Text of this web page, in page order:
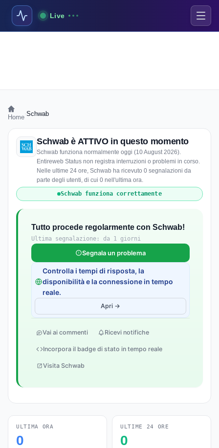
Live
Home Schwab
Schwab è ATTIVO in questo momento
Schwab funziona normalmente oggi (10 August 2026).
Entireweb Status non registra interruzioni o problemi in corso.
Nelle ultime 24 ore, Schwab ha ricevuto 0 segnalazioni da
parte degli utenti, di cui 0 nell'ultima ora.
Schwab funziona correttamente
Tutto procede regolarmente con Schwab!
Ultima segnalazione: da 1 giorni
Segnala un problema
Controlla i tempi di risposta, la
disponibilità e la connessione in tempo
reale.
Apri →
Vai ai commenti Ricevi notifiche
Incorpora il badge di stato in tempo reale
Visita Schwab
ULTIMA ORA
0
ULTIME 24 ORE
0